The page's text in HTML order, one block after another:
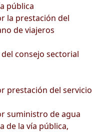
pública
la prestación del
de viajeros
consejo sectorial
prestación del servicio
suministro de agua
de la vía pública,